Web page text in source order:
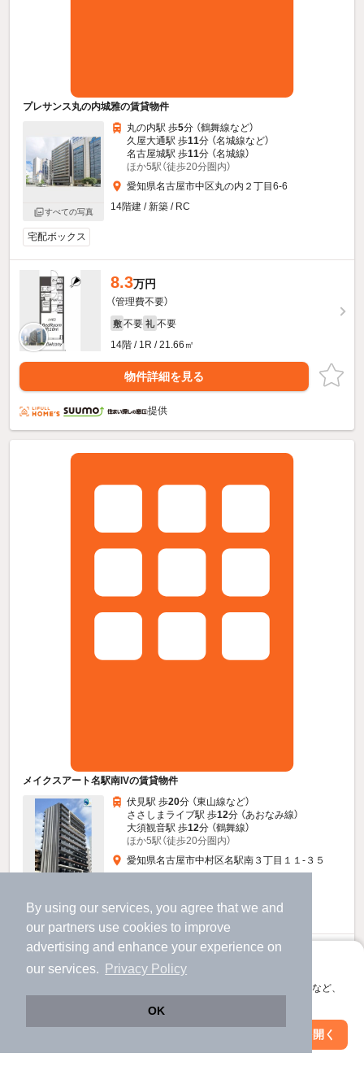
By using our services, you agree that we and
our partners use cookies to improve
advertising and enhance your experience on
our services.
Privacy Policy
OK
アプリに切り替えて、サクサクお部屋探し
会員登録なしですぐ使える。マップ検索やお気に入り保存など、
アプリを開く
プレサンス丸の内城雅の賃貸物件
すべての写真
丸の内駅 歩5分 （鶴舞線など）
久屋大通駅 歩11分 （名城線など）
名古屋城駅 歩11分 （名城線）
ほか5駅（徒歩20分圏内）
愛知県名古屋市中区丸の内２丁目6-6
14階建 / 新築 / RC
宅配ボックス
8.3万円
（管理費不要）
敷 不要 礼 不要
14階 / 1R / 21.66㎡
物件詳細を見る
提供
メイクスアート名駅南IVの賃貸物件
伏見駅 歩20分 （東山線など）
ささしまライブ駅 歩12分 （あおなみ線）
大須観音駅 歩12分 （鶴舞線）
ほか5駅（徒歩20分圏内）
愛知県名古屋市中村区名駅南３丁目１１-３５
駐車場あり 駐輪場あり
8.15
（管理費8,000円）
敷 不要 礼 不要
8階 / 1LDK / 29.91㎡
物件詳細を見る
絞り込み条件を変更